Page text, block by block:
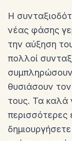
Η
νέας φάσης
την αύξηση
πολλοί
θυσιάσουν
τους. Τα καλά
περισσότερες